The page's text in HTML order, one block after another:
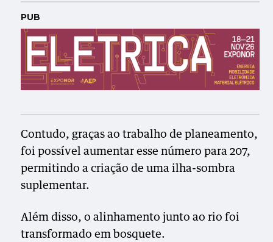
PUB
Contudo, graças ao trabalho de planeamento,
foi possível aumentar esse número para 207,
permitindo a criação de uma ilha-sombra
suplementar.
Além disso, o alinhamento junto ao rio foi
transformado em bosquete.